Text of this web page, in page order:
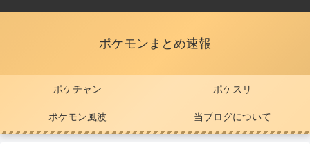
ポケモンまとめ速報
ポケチャン ポケスリ
ポケモン風波 当ブログについて